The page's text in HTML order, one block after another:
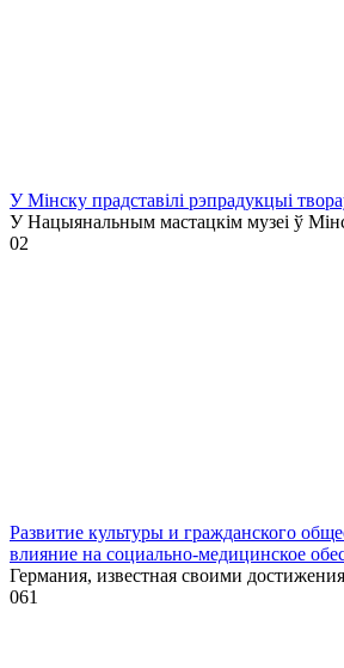
У Мінску прадставілі рэпрадукцыі
У Нацыянальным мастацкім музеі ў
02
Развитие культуры и гражданского
влияние на социально-медицинское
Германия, известная своими
061